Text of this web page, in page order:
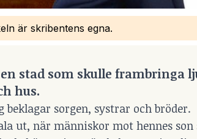
är skribentens egna.
stad som skulle frambringa
hus.
sorgen, systrar och bröder.
ut, när människor mot hennes son